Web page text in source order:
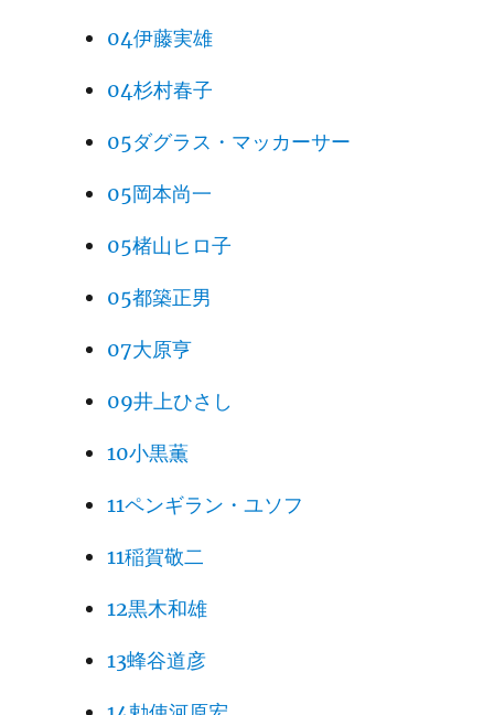
04伊藤実雄
04杉村春子
05ダグラス・マッカーサー
05岡本尚一
05楮山ヒロ子
05都築正男
07大原亨
09井上ひさし
10小黒薫
11ペンギラン・ユソフ
11稲賀敬二
12黒木和雄
13蜂谷道彦